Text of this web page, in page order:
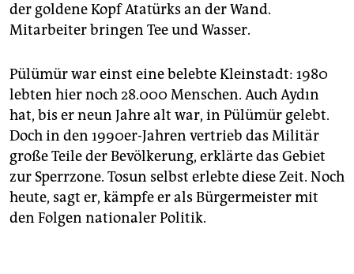
der goldene Kopf Atatürks an der Wand.
Mitarbeiter bringen Tee und Wasser.
Pülümür war einst eine belebte Kleinstadt: 1980
lebten hier noch 28.000 Menschen. Auch Aydın
hat, bis er neun Jahre alt war, in Pülümür gelebt.
Doch in den 1990er-Jahren vertrieb das Militär
große Teile der Bevölkerung, erklärte das Gebiet
zur Sperrzone. Tosun selbst erlebte diese Zeit. Noch
heute, sagt er, kämpfe er als Bürgermeister mit
den Folgen nationaler Politik.